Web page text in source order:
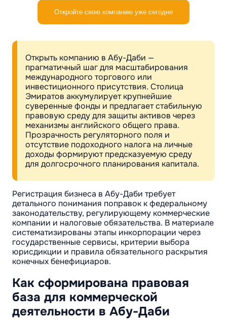
Откройте свою компанию уже сегодня
Открыть компанию в Абу-Даби —
прагматичный шаг для масштабирования
международного торгового или
инвестиционного присутствия. Столица
Эмиратов аккумулирует крупнейшие
суверенные фонды и предлагает стабильную
правовую среду для защиты активов через
механизмы английского общего права.
Прозрачность регуляторного поля и
отсутствие подоходного налога на личные
доходы формируют предсказуемую среду
для долгосрочного планирования капитала.
Регистрация бизнеса в Абу-Даби требует
детального понимания поправок к федеральному
законодательству, регулирующему коммерческие
компании и налоговые обязательства. В материале
систематизированы этапы инкорпорации через
государственные сервисы, критерии выбора
юрисдикции и правила обязательного раскрытия
конечных бенефициаров.
Как сформирована правовая
база для коммерческой
деятельности в Абу-Даби